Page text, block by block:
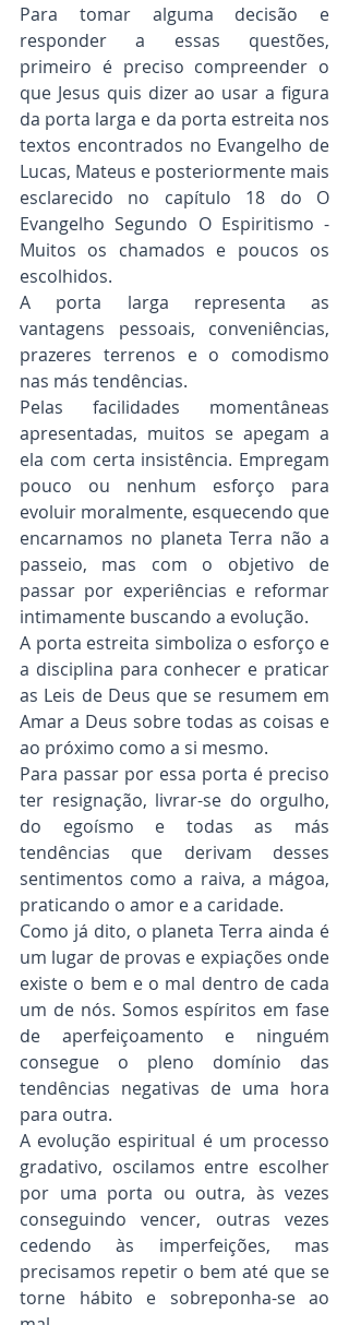
Para tomar alguma decisão e
responder a essas questões,
primeiro é preciso compreender o
que Jesus quis dizer ao usar a figura
da porta larga e da porta estreita nos
textos encontrados no Evangelho de
Lucas, Mateus e posteriormente mais
esclarecido no capítulo 18 do O
Evangelho Segundo O Espiritismo -
Muitos os chamados e poucos os
escolhidos.
A porta larga representa as
vantagens pessoais, conveniências,
prazeres terrenos e o comodismo
nas más tendências.
Pelas facilidades momentâneas
apresentadas, muitos se apegam a
ela com certa insistência. Empregam
pouco ou nenhum esforço para
evoluir moralmente, esquecendo que
encarnamos no planeta Terra não a
passeio, mas com o objetivo de
passar por experiências e reformar
intimamente buscando a evolução.
A porta estreita simboliza o esforço e
a disciplina para conhecer e praticar
as Leis de Deus que se resumem em
Amar a Deus sobre todas as coisas e
ao próximo como a si mesmo.
Para passar por essa porta é preciso
ter resignação, livrar-se do orgulho,
do egoísmo e todas as más
tendências que derivam desses
sentimentos como a raiva, a mágoa,
praticando o amor e a caridade.
Como já dito, o planeta Terra ainda é
um lugar de provas e expiações onde
existe o bem e o mal dentro de cada
um de nós. Somos espíritos em fase
de aperfeiçoamento e ninguém
consegue o pleno domínio das
tendências negativas de uma hora
para outra.
A evolução espiritual é um processo
gradativo, oscilamos entre escolher
por uma porta ou outra, às vezes
conseguindo vencer, outras vezes
cedendo às imperfeições, mas
precisamos repetir o bem até que se
torne hábito e sobreponha-se ao